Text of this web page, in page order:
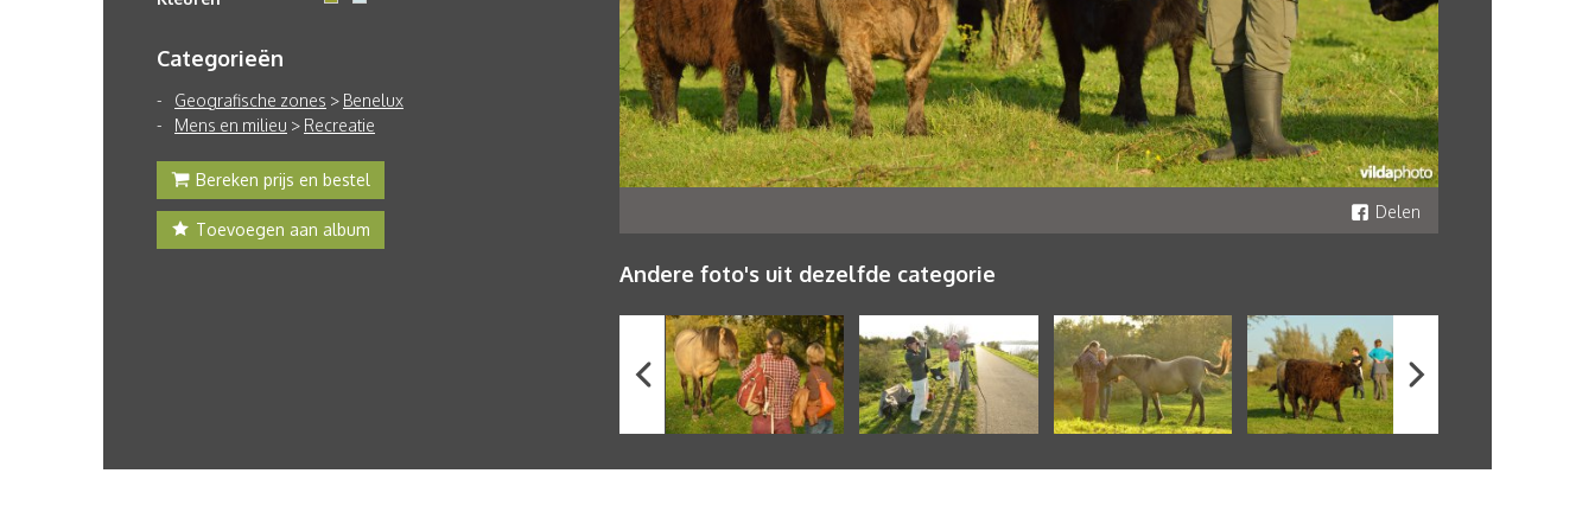
Categorieën
Geografische zones > Benelux
Mens en milieu > Recreatie
Bereken prijs en bestel
Toevoegen aan album
Delen
Andere foto's uit dezelfde categorie